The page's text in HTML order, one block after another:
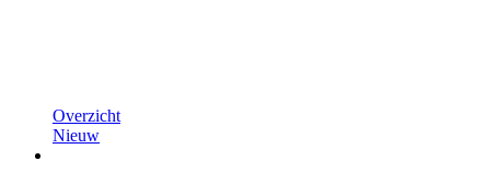
Overzicht
Nieuw